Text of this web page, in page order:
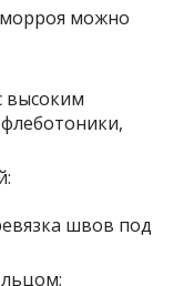
можно
высоким
швов под